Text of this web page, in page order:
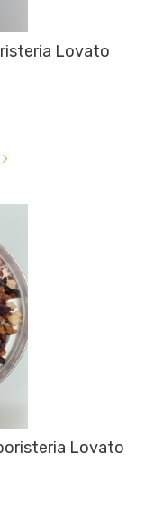
Lovato
Lovato